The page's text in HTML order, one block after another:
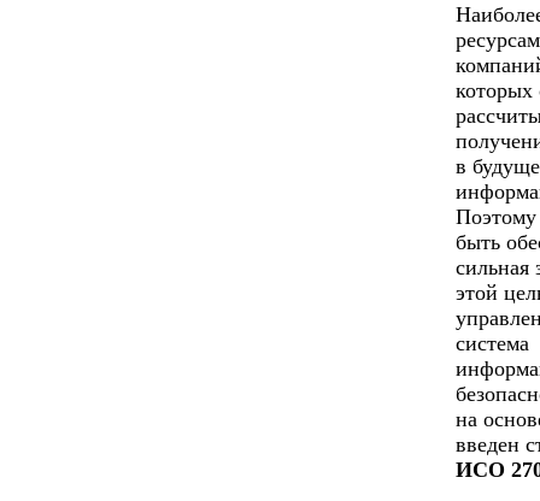
которых
в
быть
сильная
этой
система
на
введен
ИСО